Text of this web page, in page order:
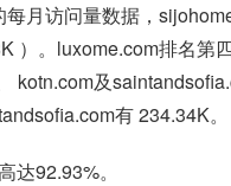
月访问量数据，
）。luxome.com排名第
kotn.com及
有 234.34K。
92.93%。